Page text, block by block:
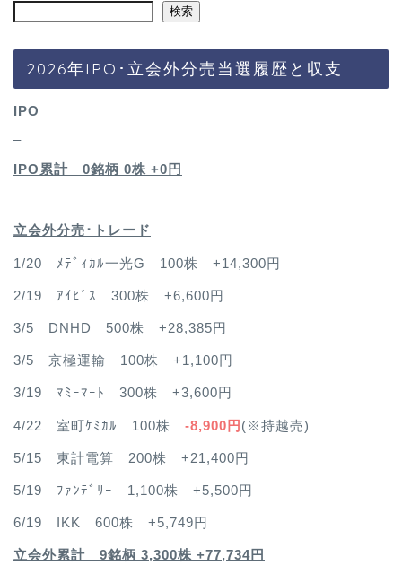
検索
2026年IPO･立会外分売当選履歴と収支
IPO
–
IPO累計 0銘柄 0株 +0円
立会外分売･トレード
1/20 ﾒﾃﾞｨｶﾙ一光G 100株 +14,300円
2/19 ｱｲﾋﾞｽ 300株 +6,600円
3/5 DNHD 500株 +28,385円
3/5 京極運輸 100株 +1,100円
3/19 ﾏﾐｰﾏｰﾄ 300株 +3,600円
4/22 室町ｹﾐｶﾙ 100株 -8,900円 (※持越売)
5/15 東計電算 200株 +21,400円
5/19 ﾌｧﾝﾃﾞﾘｰ 1,100株 +5,500円
6/19 IKK 600株 +5,749円
立会外累計 9銘柄 3,300株 +77,734円